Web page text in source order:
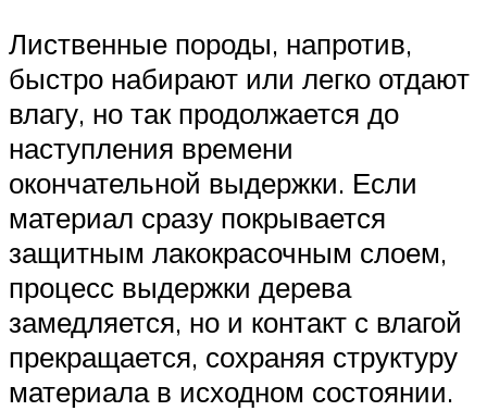
Лиственные породы, напротив,
быстро набирают или легко отдают
влагу, но так продолжается до
наступления времени
окончательной выдержки. Если
материал сразу покрывается
защитным лакокрасочным слоем,
процесс выдержки дерева
замедляется, но и контакт с влагой
прекращается, сохраняя структуру
материала в исходном состоянии.